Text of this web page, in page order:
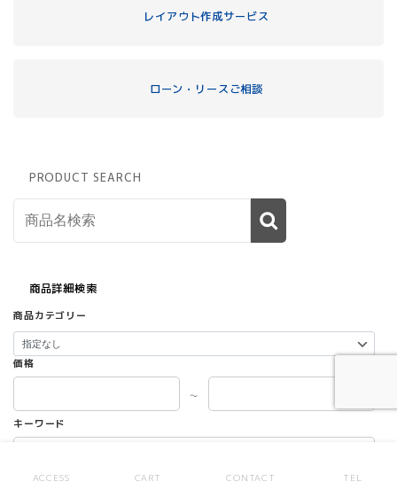
レイアウト作成サービス
ローン・リースご相談
PRODUCT SEARCH
商品詳細検索
商品カテゴリー
価格
～
キーワード
新品・中古区分
ACCESS CART CONTACT TEL